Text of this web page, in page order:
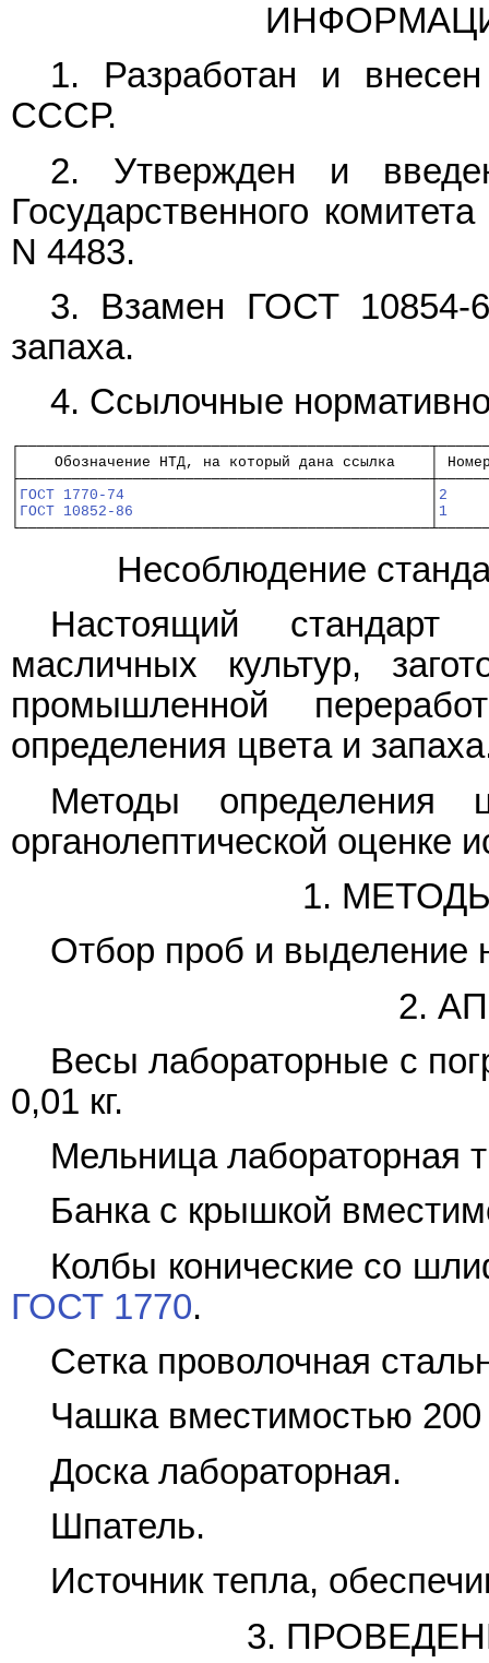
1. Разработан и внесен
СССР.
2. Утвержден и
Государственного
N 4483.
3. Взамен ГОСТ 10854-
запаха.
4. Ссылочные
│    Обозначение НТД, на который дана ссылка    │
ГОСТ 1770-74 2
ГОСТ 10852-86 1
Несоблюдение
Настоящий стандарт
масличных культур,
промышленной
определения цвета и
Методы определения
органолептической оценке
1.
Отбор проб и выделение
2.
Весы лабораторные с
0,01 кг.
Мельница лабораторная
Банка с крышкой
Колбы конические со
ГОСТ 1770.
Сетка проволочная
Чашка вместимостью 200
Доска лабораторная.
Шпатель.
Источник тепла,
3.